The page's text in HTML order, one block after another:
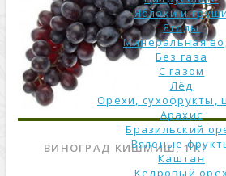
Яблоки и груши
Ягоды
Минеральная
Без газа
С газом
Лёд
Орехи, сухофрукты,
Арахис
Бразильский
Вяленые
Каштан
Кедровый
ВИНОГРАД КИШМИШ, 1 КГ